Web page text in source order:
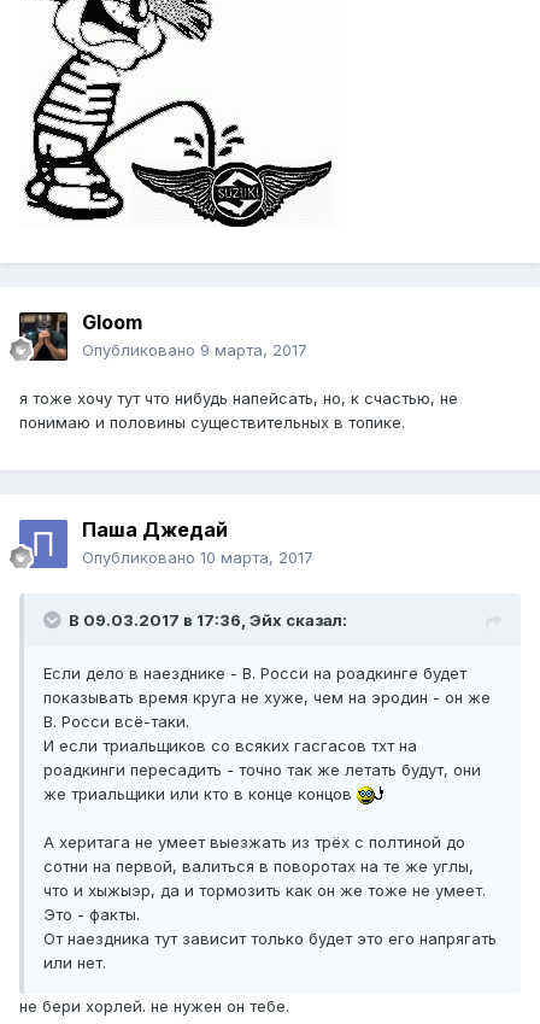
Gloom
Опубликовано 9 марта, 2017
я тоже хочу тут что нибудь напейсать, но, к счастью, не
понимаю и половины существительных в топике.
Паша Джедай
Опубликовано 10 марта, 2017
В 09.03.2017 в 17:36, Эйх сказал:
Если дело в наезднике - В. Росси на роадкинге будет
показывать время круга не хуже, чем на эродин - он же
В. Росси всё-таки.
И если триальщиков со всяких гасгасов тхт на
роадкинги пересадить - точно так же летать будут, они
же триальщики или кто в конце концов
А херитага не умеет выезжать из трёх с полтиной до
сотни на первой, валиться в поворотах на те же углы,
что и хыжыэр, да и тормозить как он же тоже не умеет.
Это - факты.
От наездника тут зависит только будет это его напрягать
или нет.
не бери хорлей. не нужен он тебе.